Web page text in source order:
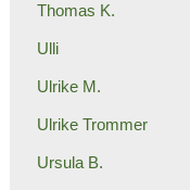
Thomas K.
Ulli
Ulrike M.
Ulrike Trommer
Ursula B.